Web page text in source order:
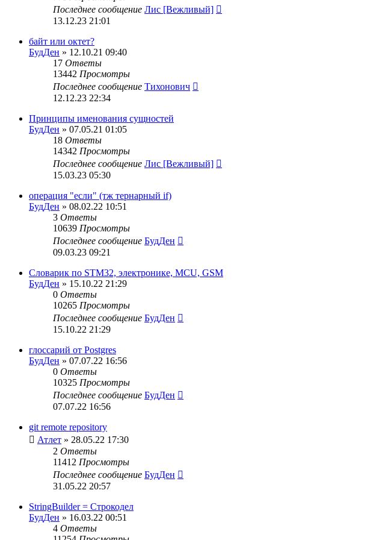
Последнее сообщение Лис [Вежливый]
13.12.23 21:01
байт или октет?
БудДен » 12.10.21 09:40
17 Ответы
13442 Просмотры
Последнее сообщение Тихонович
12.12.23 22:34
Принципы именования сущностей
БудДен » 07.05.21 01:05
18 Ответы
14342 Просмотры
Последнее сообщение Лис [Вежливый]
15.03.23 05:30
операция "если" (тж тернарный if)
БудДен » 08.02.22 10:51
3 Ответы
10639 Просмотры
Последнее сообщение БудДен
09.03.23 09:21
Словарик по STM32, электронике, MCU, GSM
БудДен » 15.10.22 21:29
0 Ответы
10265 Просмотры
Последнее сообщение БудДен
15.10.22 21:29
глоссарий от Postgres
БудДен » 07.07.22 16:56
0 Ответы
10325 Просмотры
Последнее сообщение БудДен
07.07.22 16:56
git remote repository
Атлет » 28.05.22 17:30
2 Ответы
11412 Просмотры
Последнее сообщение БудДен
31.05.22 20:57
StringBuilder = Строкодел
БудДен » 16.03.22 00:51
4 Ответы